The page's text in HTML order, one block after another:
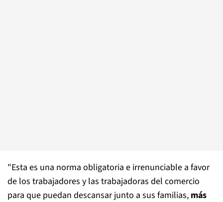
"Esta es una norma obligatoria e irrenunciable a favor
de los trabajadores y las trabajadoras del comercio
para que puedan descansar junto a sus familias, más